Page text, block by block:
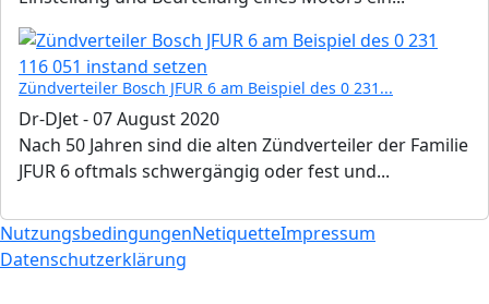
Zündverteiler Bosch JFUR 6 am Beispiel des 0 231...
Dr-DJet-07 August 2020
Nach 50 Jahren sind die alten Zündverteiler der Familie
JFUR 6 oftmals schwergängig oder fest und...
NutzungsbedingungenNetiquetteImpressum
Datenschutzerklärung